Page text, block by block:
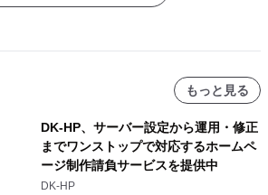
もっと見る
DK-HP、サーバー設定から運用・修正
までワンストップで対応するホームペ
ージ制作請負サービスを提供中
DK-HP